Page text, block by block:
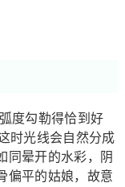
度勾勒得恰到好
时光线会自然分成
同晕开的水彩，阴
偏平的姑娘，故意